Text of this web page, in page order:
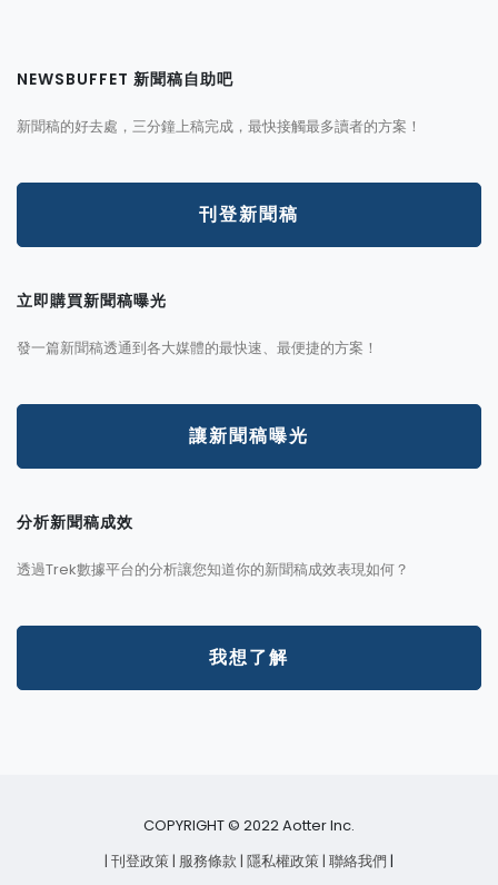
NEWSBUFFET 新聞稿自助吧
新聞稿的好去處，三分鐘上稿完成，最快接觸最多讀者的方案！
刊登新聞稿
立即購買新聞稿曝光
發一篇新聞稿透通到各大媒體的最快速、最便捷的方案！
讓新聞稿曝光
分析新聞稿成效
透過Trek數據平台的分析讓您知道你的新聞稿成效表現如何？
我想了解
COPYRIGHT © 2022 Aotter Inc.
| 刊登政策| 服務條款 | 隱私權政策| 聯絡我們 |